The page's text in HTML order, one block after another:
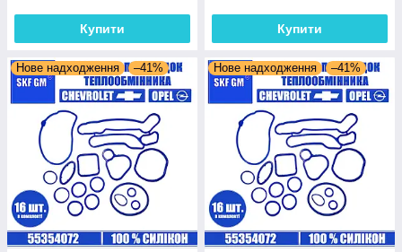
Купити Купити
Нове надходження –41% Нове надходження –41%